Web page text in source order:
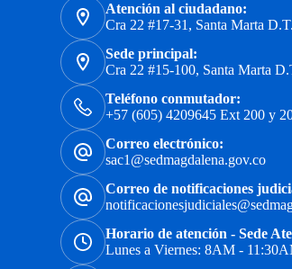
Atención al ciudadano:
Cra 22 #17-31, Santa Marta
Sede principal:
Cra 22 #15-100, Santa Marta
Teléfono conmutador:
+57 (605) 4209645 Ext 200 y
Correo electrónico:
sac1@sedmagdalena.gov.co
Correo de notificaciones
Horario de atención - Sede
Lunes a Viernes: 8AM -